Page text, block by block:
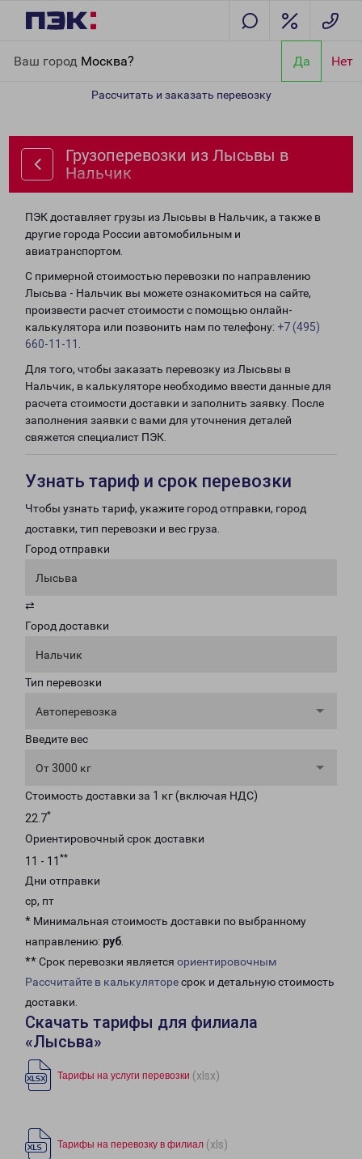
Ваш город Москва? Да Нет
Рассчитать и заказать перевозку
Грузоперевозки из Лысьвы в
Нальчик
ПЭК доставляет грузы из Лысьвы в Нальчик, а также в
другие города России автомобильным и
авиатранспортом.
С примерной стоимостью перевозки по направлению
Лысьва - Нальчик вы можете ознакомиться на сайте,
произвести расчет стоимости с помощью онлайн-
калькулятора или позвонить нам по телефону: +7 (495)
660-11-11
Для того, чтобы заказать перевозку из Лысьвы в
Нальчик, в калькуляторе необходимо ввести данные для
расчета стоимости доставки и заполнить заявку. После
заполнения заявки с вами для уточнения деталей
свяжется специалист ПЭК.
Узнать тариф и срок перевозки
Чтобы узнать тариф, укажите город отправки, город
доставки, тип перевозки и вес груза.
Город отправки
Лысьва
⇄
Город доставки
Нальчик
Тип перевозки
Автоперевозка
Введите вес
От 3000 кг
Стоимость доставки за 1 кг (включая НДС)
22.7*
Ориентировочный срок доставки
11 - 11 **
Дни отправки
ср, пт
* Минимальная стоимость доставки по выбранному
направлению: руб.
** Срок перевозки является ориентировочным
Рассчитайте в калькуляторесрок и детальную стоимость
доставки.
Скачать тарифы для филиала
«Лысьва»
Тарифы на услуги перевозки (xlsx)
Тарифы на перевозку в филиал (xls)